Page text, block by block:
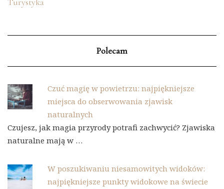
Polecam
Czuć magię w powietrzu: najpiękniejsze
miejsca do obserwowania zjawisk
naturalnych
Czujesz, jak magia przyrody potrafi zachwycić? Zjawiska
naturalne mają w …
W poszukiwaniu niesamowitych widoków:
najpiękniejsze punkty widokowe na świecie